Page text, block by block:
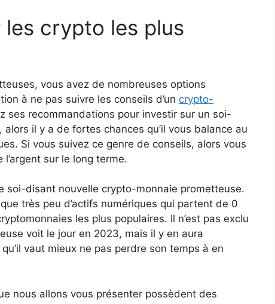
crypto les plus
vous avez de nombreuses options
à ne pas suivre les conseils d’un crypto-
ses recommandations pour investir sur un soi-
il y a de fortes chances qu’il vous balance au
Si vous suivez ce genre de conseils, alors vous
sur le long terme.
soi-disant nouvelle crypto-monnaie prometteuse.
que très peu d’actifs numériques qui partent de 0
les plus populaires. Il n’est pas exclu
voit le jour en 2023, mais il y en aura
vaut mieux ne pas perdre son temps à en
nous allons vous présenter possèdent des